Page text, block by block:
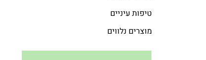
טיפות עיניים
מוצרים נלווים